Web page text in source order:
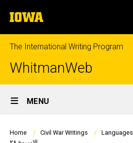
to
content
The
University
of
Iowa
The International Writing Program
WhitmanWeb
Site
Main
Navigation
MENU
Breadcrumb
Home Civil War Writings Languages